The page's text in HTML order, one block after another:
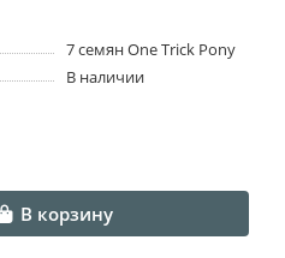
7 семян One Trick Pony
В наличии
В корзину